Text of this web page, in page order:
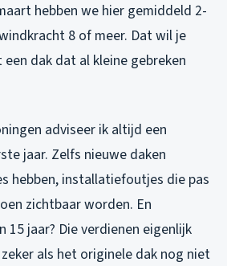
hebben we hier gemiddeld 2-
8 of meer. Dat wil je
dak dat al kleine gebreken
adviseer ik altijd een
jaar. Zelfs nieuwe daken
hebben, installatiefoutjes die pas
zichtbaar worden. En
15 jaar? Die verdienen eigenlijk
als het originele dak nog niet